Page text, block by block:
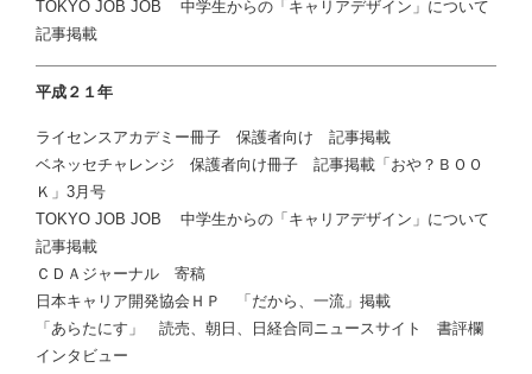
TOKYO JOB JOB 中学生からの「キャリアデザイン」について
記事掲載
平成２１年
ライセンスアカデミー冊子 保護者向け 記事掲載
ベネッセチャレンジ 保護者向け冊子 記事掲載「おや？ＢＯＯ
Ｋ」3月号
TOKYO JOB JOB 中学生からの「キャリアデザイン」について
記事掲載
ＣＤＡジャーナル 寄稿
日本キャリア開発協会ＨＰ 「だから、一流」掲載
「あらたにす」 読売、朝日、日経合同ニュースサイト 書評欄
インタビュー